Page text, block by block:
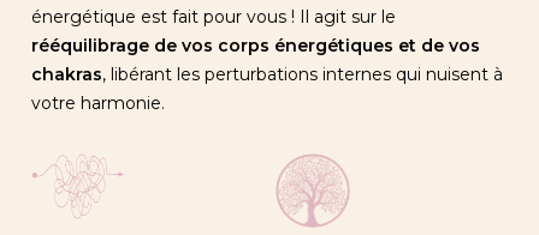
énergétique est fait pour vous ! Il agit sur le
rééquilibrage de vos corps énergétiques et de vos
chakras, libérant les perturbations internes qui nuisent à
votre harmonie.